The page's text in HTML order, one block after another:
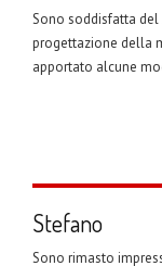
Sono soddisfatta del
progettazione della
apportato alcune
Stefano
Sono rimasto